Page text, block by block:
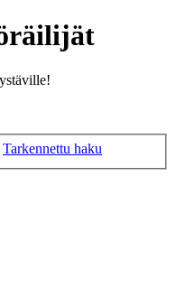
Tarkennettu haku